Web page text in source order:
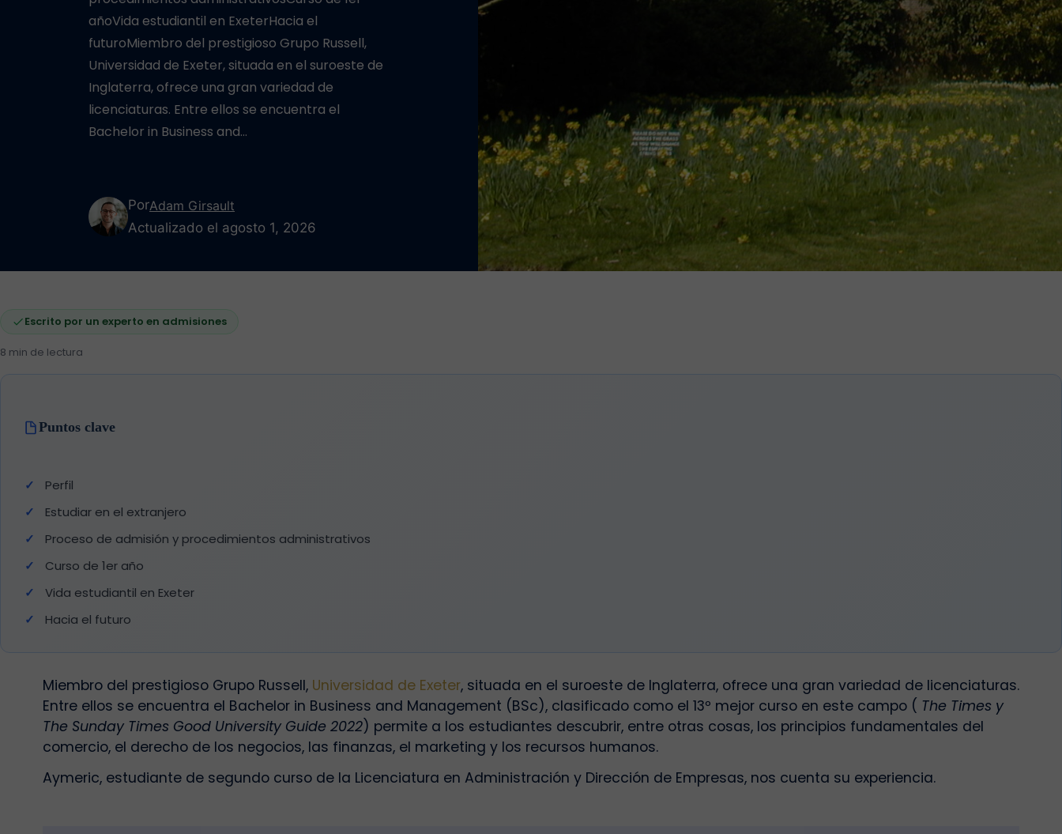
añoVida estudiantil en ExeterHacia el
futuroMiembro del prestigioso Grupo Russell,
Universidad de Exeter, situada en el suroeste de
Inglaterra, ofrece una gran variedad de
licenciaturas. Entre ellos se encuentra el
Bachelor in Business and…
PorAdam Girsault
Actualizado el agosto 1, 2026
Escrito por un experto en admisiones
8 min de lectura
Puntos clave
Perfil
Estudiar en el extranjero
Proceso de admisión y procedimientos administrativos
Curso de 1er año
Vida estudiantil en Exeter
Hacia el futuro
Miembro del prestigioso Grupo Russell, Universidad de Exeter, situada en el suroeste de Inglaterra, ofrece una gran variedad de licenciaturas.
Entre ellos se encuentra el Bachelor in Business and Management (BSc), clasificado como el 13º mejor curso en este campo ( The Times y
The Sunday Times Good University Guide 2022) permite a los estudiantes descubrir, entre otras cosas, los principios fundamentales del
comercio, el derecho de los negocios, las finanzas, el marketing y los recursos humanos.
Aymeric, estudiante de segundo curso de la Licenciatura en Administración y Dirección de Empresas, nos cuenta su experiencia.